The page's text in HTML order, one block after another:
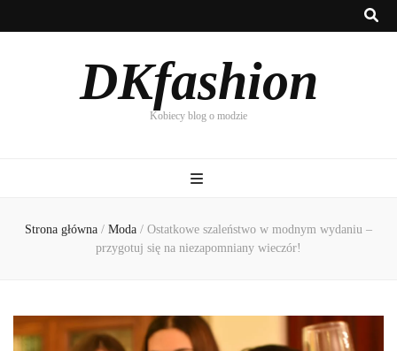
DKfashion
Kobiecy blog o modzie
Strona główna / Moda / Ostatkowe szaleństwo w modnym wydaniu –
przygotuj się na niezapomniany wieczór!